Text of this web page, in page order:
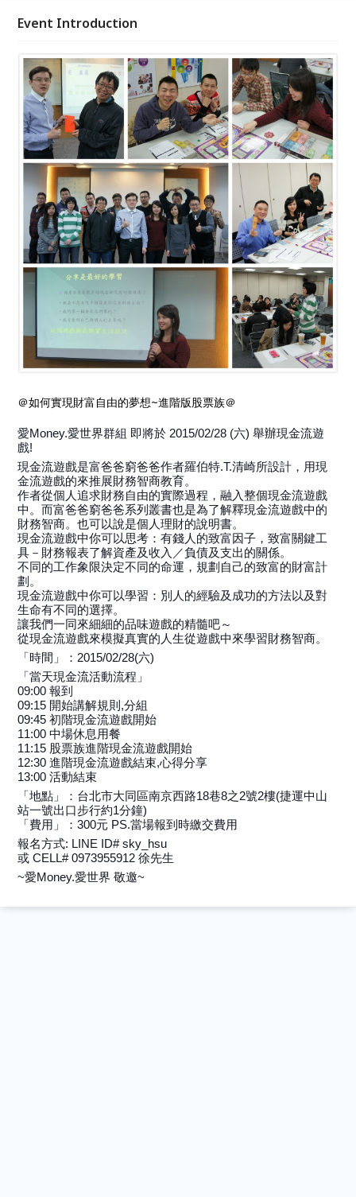
Event Introduction
＠如何實現財富自由的夢想~進階版股票族＠
愛Money.愛世界群組 即將於 2015/02/28 (六) 舉辦現金流遊
戲!
現金流遊戲是富爸爸窮爸爸作者羅伯特.T.清崎所設計，用現
金流遊戲的來推展財務智商教育。
作者從個人追求財務自由的實際過程，融入整個現金流遊戲
中。而富爸爸窮爸爸系列叢書也是為了解釋現金流遊戲中的
財務智商。也可以說是個人理財的說明書。
現金流遊戲中你可以思考：有錢人的致富因子，致富關鍵工
具－財務報表了解資產及收入／負債及支出的關係。
不同的工作象限決定不同的命運，規劃自己的致富的財富計
劃。
現金流遊戲中你可以學習：別人的經驗及成功的方法以及對
生命有不同的選擇。
讓我們一同來細細的品味遊戲的精髓吧～
從現金流遊戲來模擬真實的人生從遊戲中來學習財務智商。
「時間」：2015/02/28(六)
「當天現金流活動流程」
09:00 報到
09:15 開始講解規則,分組
09:45 初階現金流遊戲開始
11:00 中場休息用餐
11:15 股票族進階現金流遊戲開始
12:30 進階現金流遊戲結束,心得分享
13:00 活動結束
「地點」：台北市大同區南京西路18巷8之2號2樓(捷運中山
站一號出口步行約1分鐘)
「費用」：300元 PS.當場報到時繳交費用
報名方式: LINE ID# sky_hsu
或 CELL# 0973955912 徐先生
~愛Money.愛世界 敬邀~